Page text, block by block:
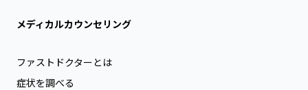
メディカルカウンセリング
ファストドクターとは
症状を調べる